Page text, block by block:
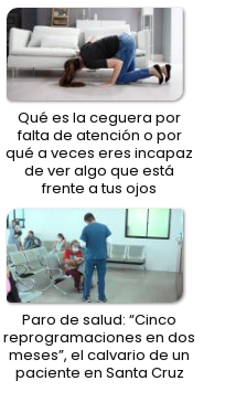
Qué es la ceguera por
falta de atención o por
qué a veces eres incapaz
de ver algo que está
frente a tus ojos
Paro de salud: “Cinco
reprogramaciones en dos
meses”, el calvario de un
paciente en Santa Cruz